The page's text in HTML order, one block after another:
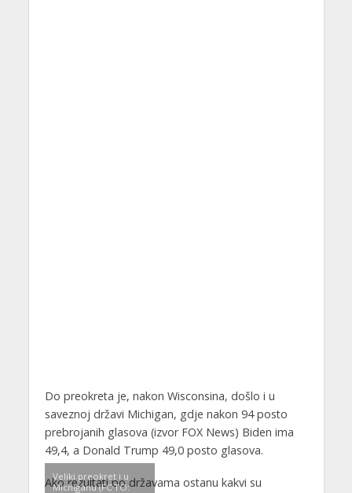
Do preokreta je, nakon Wisconsina, došlo i u
saveznoj državi Michigan, gdje nakon 94 posto
prebrojanih glasova (izvor FOX News) Biden ima
49,4, a Donald Trump 49,0 posto glasova.
Ako rezultati po državama ostanu kakvi su
Veliki preokret i u
Michiganu (FOTO: